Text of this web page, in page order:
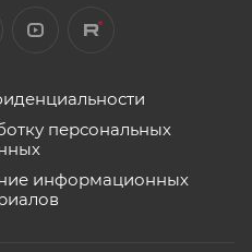
персональных
информационных